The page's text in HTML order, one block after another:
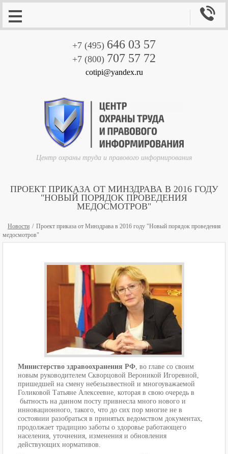
+7 (495) 646 03 57
+7 (800) 707 57 72
cotipi@yandex.ru
Центр охраны труда и правового информирования

ПРОЕКТ ПРИКАЗА ОТ МИНЗДРАВА В 2016 ГОДУ
"НОВЫЙ ПОРЯДОК ПРОВЕДЕНИЯ
МЕДОСМОТРОВ"
Новости
Проект приказа от Минздрава в 2016 году "Новый порядок проведения
медосмотров"
Министерство здравоохранения РФ, во главе со своим
новым руководителем Скворцовой Вероникой Игоревной,
пришедшей на смену небезызвестной и многоуважаемой
Голиковой Татьяне Алексеевне, которая в свою очередь в
бытность на данном посту привнесла много нового и
инновационного, такого, что до сих пор многие не в
состоянии разобраться в принятых ведомством документах,
продолжает традицию заботы о здоровье работающего
населения, уточнения, изменения и обновления
действующих нормативов.